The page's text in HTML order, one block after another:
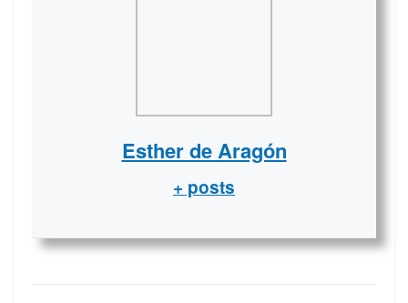
Esther de Aragón
+ posts